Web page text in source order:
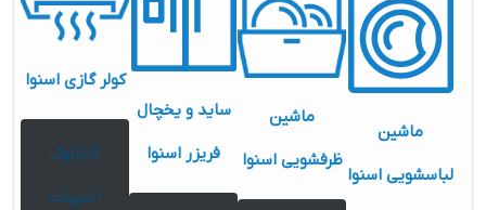
ماشین
لباسشویی اسنوا
ماشین
ظرفشویی اسنوا
ساید و یخچال
فریزر اسنوا
کولر گازی اسنوا
کاتالوگ
اسپیلت